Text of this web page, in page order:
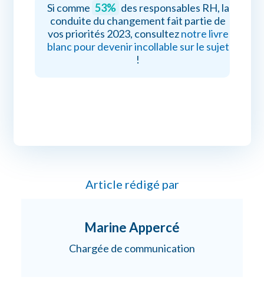
Si comme 53% des responsables RH, la
conduite du changement fait partie de
vos priorités 2023, consulteznotre livre
blanc pour devenir incollable sur le sujet
!
Article rédigé par
Marine Appercé
Chargée de communication